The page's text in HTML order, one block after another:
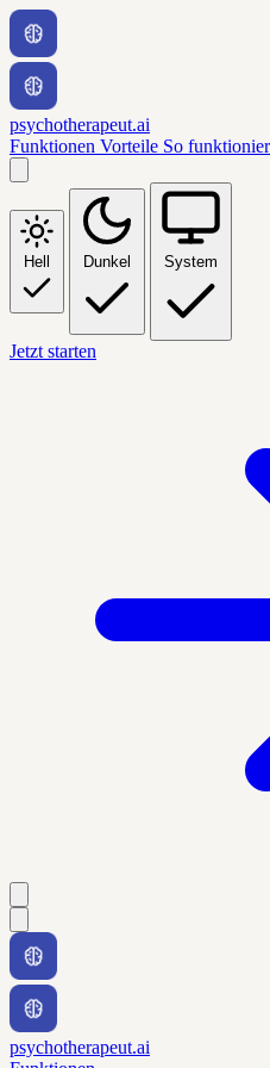
psychotherapeut.ai
Funktionen Vorteile So
Hell Dunkel System
Jetzt starten
psychotherapeut.ai